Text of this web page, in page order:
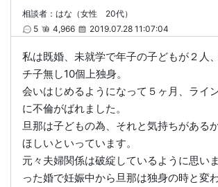
相談者：はな（女性 20代）
5
4,966 2019.07.28 11:07:04
私は既婚、未就学で年子の子どもが２人
チ子無し10個上独身。
会いはじめるようになって５ヶ月、ライ
に不倫がばれました。
旦那は子どもの為、それと気持ちがある
ほしいといっています。
元々夫婦関係は破綻しているように思い
った婚で妊娠中から旦那は独身の時と変